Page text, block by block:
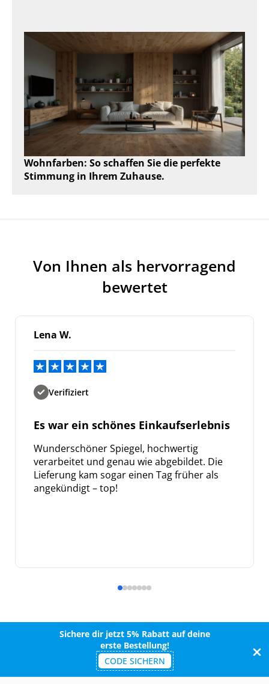
Wohnfarben: So schaffen Sie die perfekte
Stimmung in Ihrem Zuhause.
Von Ihnen als hervorragend
bewertet
Lena W.
Verifiziert
Es war ein schönes Einkaufserlebnis
Wunderschöner Spiegel, hochwertig
verarbeitet und genau wie abgebildet. Die
Lieferung kam sogar einen Tag früher als
angekündigt – top!
Sichere dir jetzt 5% Rabatt auf deine
erste Bestellung!
CODE SICHERN